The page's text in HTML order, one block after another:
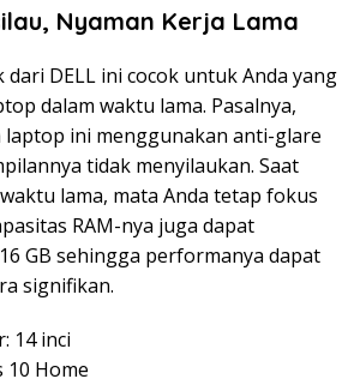
Nyaman Kerja Lama
DELL ini cocok untuk Anda yang
dalam waktu lama. Pasalnya,
laptop ini menggunakan anti-glare
tidak menyilaukan. Saat
lama, mata Anda tetap fokus
RAM-nya juga dapat
GB sehingga performanya dapat
signifikan.
14 inci
10 Home